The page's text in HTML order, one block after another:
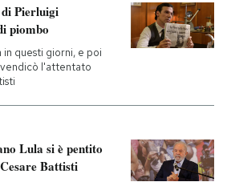
Consumismi
Ok Boomer!
Mondiali calcio 2026
Pierluigi
piombo
in questi giorni, e poi
l'attentato
Lula si è pentito
Battisti